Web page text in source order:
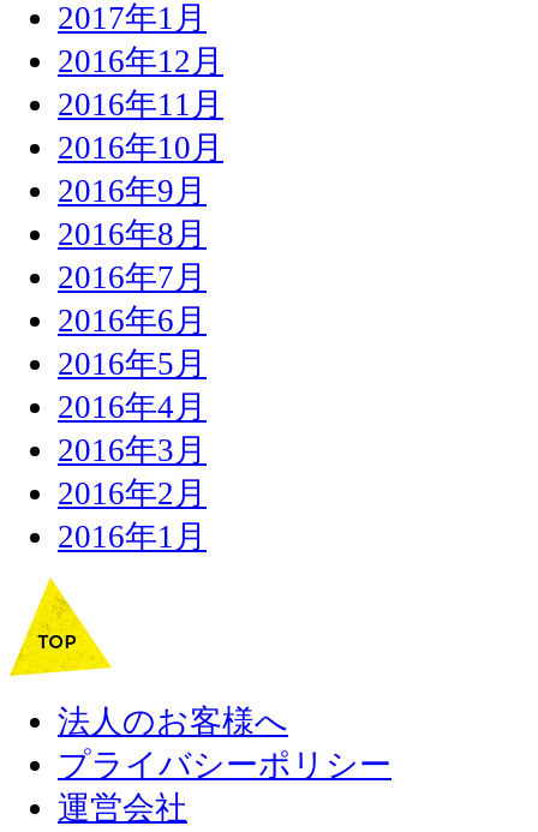
2017年1月
2016年12月
2016年11月
2016年10月
2016年9月
2016年8月
2016年7月
2016年6月
2016年5月
2016年4月
2016年3月
2016年2月
2016年1月
法人のお客様へ
プライバシーポリシー
運営会社